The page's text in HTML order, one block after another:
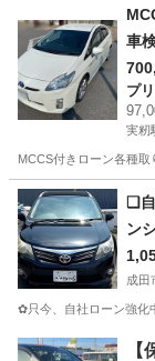
車
プ
実籾
MCCS付きローン各種
千葉 千葉市
❑
ン
成田
✿只今、自社ローン強
千葉 成田市 ト